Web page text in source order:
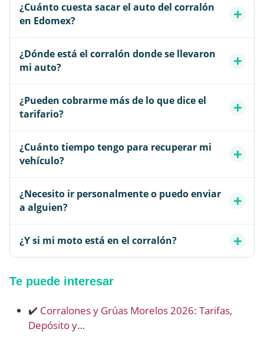
¿Cuánto cuesta sacar el auto del corralón
en Edomex?
¿Dónde está el corralón donde se llevaron
mi auto?
¿Pueden cobrarme más de lo que dice el
tarifario?
¿Cuánto tiempo tengo para recuperar mi
vehículo?
¿Necesito ir personalmente o puedo enviar
a alguien?
¿Y si mi moto está en el corralón?
Te puede interesar
✔️ Corralones y Grúas Morelos 2026: Tarifas,
Depósito y…